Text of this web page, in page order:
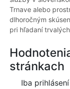
Trnave alebo
dlhoročným
pri hľadaní
stránkach
Iba